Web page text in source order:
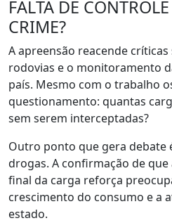
FALTA DE
CRIME?
A apreensão reacende
rodovias e o monitoramento
país. Mesmo com o trabalho
questionamento: quantas
sem serem interceptadas?
Outro ponto que gera debate
drogas. A confirmação de
final da carga reforça
crescimento do consumo e a
estado.